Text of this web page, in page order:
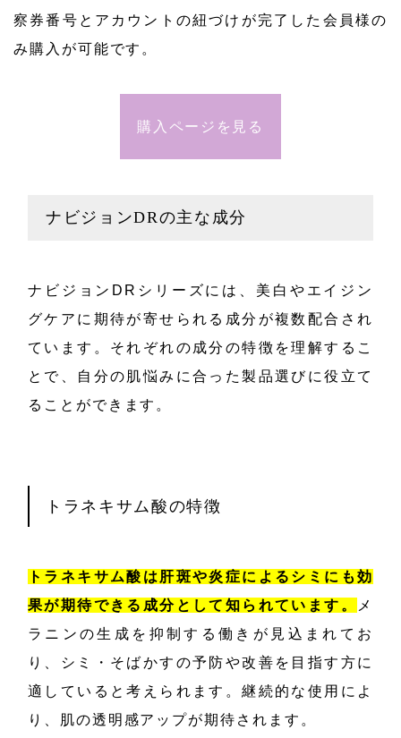
察券番号とアカウントの紐づけが完了した会員様の
み購入が可能です。
購入ページを見る
ナビジョンDRの主な成分
ナビジョンDRシリーズには、美白やエイジン
グケアに期待が寄せられる成分が複数配合され
ています。それぞれの成分の特徴を理解するこ
とで、自分の肌悩みに合った製品選びに役立て
ることができます。
トラネキサム酸の特徴
トラネキサム酸は肝斑や炎症によるシミにも効
果が期待できる成分として知られています。
メ
ラニンの生成を抑制する働きが見込まれてお
り、シミ・そばかすの予防や改善を目指す方に
適していると考えられます。継続的な使用によ
り、肌の透明感アップが期待されます。